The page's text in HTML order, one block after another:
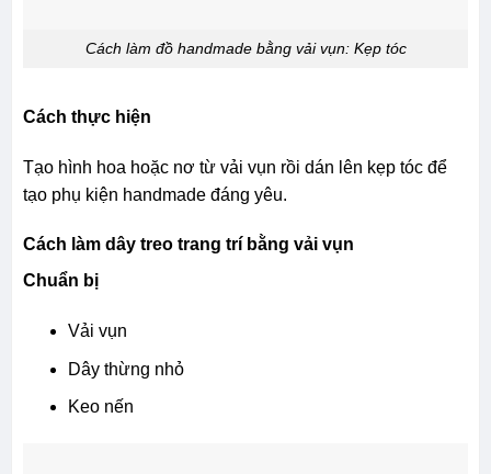
Cách làm đồ handmade bằng vải vụn: Kẹp tóc
Cách thực hiện
Tạo hình hoa hoặc nơ từ vải vụn rồi dán lên kẹp tóc để
tạo phụ kiện handmade đáng yêu.
Cách làm dây treo trang trí bằng vải vụn
Chuẩn bị
Vải vụn
Dây thừng nhỏ
Keo nến